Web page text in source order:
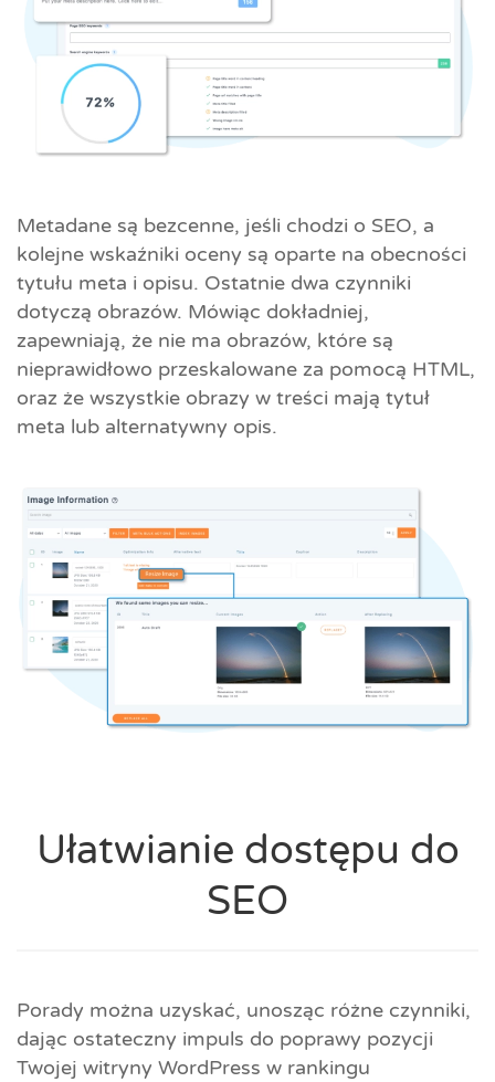
Metadane są bezcenne, jeśli chodzi o SEO, a
kolejne wskaźniki oceny są oparte na obecności
tytułu meta i opisu. Ostatnie dwa czynniki
dotyczą obrazów. Mówiąc dokładniej,
zapewniają, że nie ma obrazów, które są
nieprawidłowo przeskalowane za pomocą HTML,
oraz że wszystkie obrazy w treści mają tytuł
meta lub alternatywny opis.
Ułatwianie dostępu do
SEO
Porady można uzyskać, unosząc różne czynniki,
dając ostateczny impuls do poprawy pozycji
Twojej witryny WordPress w rankingu